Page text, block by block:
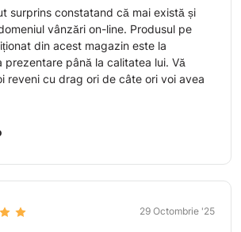
surprins constatand că mai există și
vânzări on-line. Produsul pe
din acest magazin este la
prezentare până la calitatea lui. Vă
reveni cu drag ori de câte ori voi avea
29 Octombrie '25